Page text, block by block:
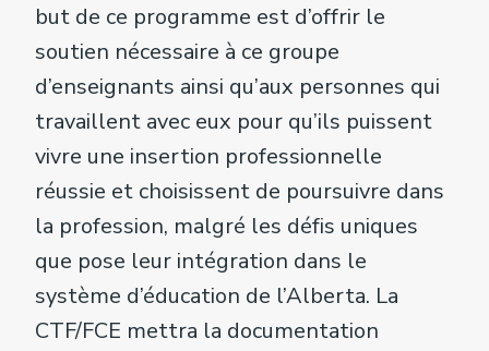
but de ce programme est d’offrir le
soutien nécessaire à ce groupe
d’enseignants ainsi qu’aux personnes qui
travaillent avec eux pour qu’ils puissent
vivre une insertion professionnelle
réussie et choisissent de poursuivre dans
la profession, malgré les défis uniques
que pose leur intégration dans le
système d’éducation de l’Alberta. La
CTF/FCE mettra la documentation